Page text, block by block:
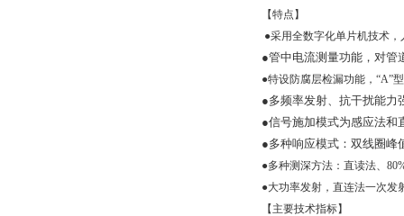
【特点】
●采用全数字化单片机技术
●管中电流测量功能，对管
●特设防腐层检漏功能，“A”
●多频率发射、抗干扰能力
●信号施加模式为感应法和
●多种响应模式：双线圈峰
●多种测深方法：直读法、
●大功率发射，直连法一次发
【主要技术指标】